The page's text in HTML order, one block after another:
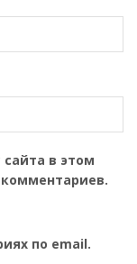
в этом
по email.